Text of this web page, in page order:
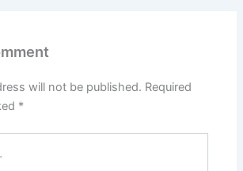
will not be published. Required
*